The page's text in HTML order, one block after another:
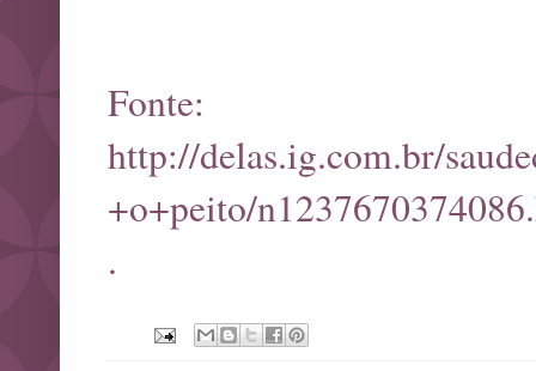
Fonte:
http://delas.ig.com.br/
+o+peito/
.